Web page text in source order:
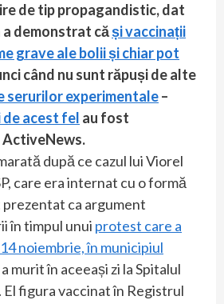
de tip propagandistic, dat
demonstrat căși vaccinații
grave ale bolii și chiar pot
când nu sunt răpuși de alte
serurilor experimentale–
de acest fel au fost
ActiveNews.
după ce cazul lui Viorel
care era internat cu o formă
prezentat ca argument
în timpul unui protest care a
noiembrie, în municipiul
murit în aceeași zi la Spitalul
El figura vaccinat în Registrul